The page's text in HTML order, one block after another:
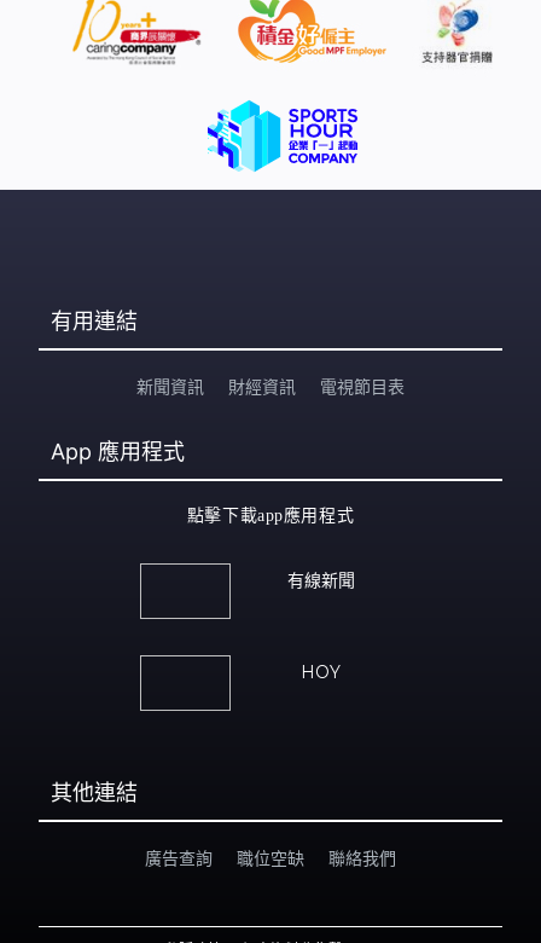
有用連結
新聞資訊 財經資訊 電視節目表
App 應用程式
點擊下載app應用程式
有線新聞
HOY
其他連結
廣告查詢 職位空缺 聯絡我們